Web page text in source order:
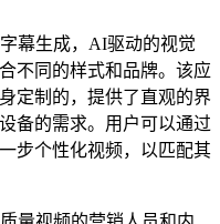
幕生成，AI驱动的视觉
不同的样式和品牌。该应
定制的，提供了直观的界
备的需求。用户可以通过
步个性化视频，以匹配其